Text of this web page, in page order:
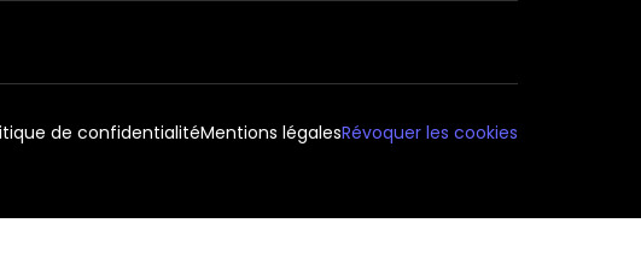
de confidentialitéMentions légalesRévoquer les cookies